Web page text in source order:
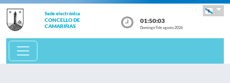
Sede electrónica
CONCELLO DE
CAMARIÑAS
01:50:03
Domingo 9 de agosto 2026